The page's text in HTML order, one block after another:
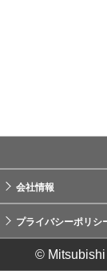
会社情報
プライバシーポリシ
© Mitsubishi